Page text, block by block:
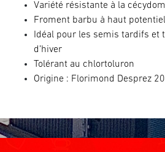
Variété résistante à la
Froment barbu à haut potentiel
Idéal pour les semis tardifs
d’hiver
Tolérant au chlortoluron
Origine : Florimond Desprez